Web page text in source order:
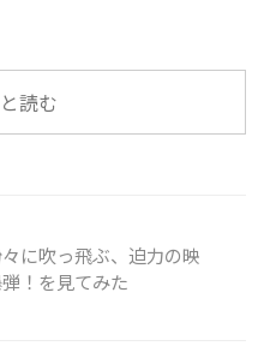
読む
に吹っ飛ぶ、迫力の映
！を見てみた